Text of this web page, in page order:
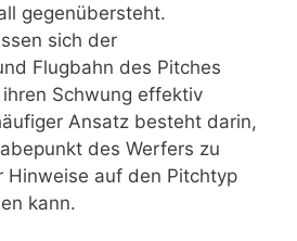
gegenübersteht.
sich der
Flugbahn des Pitches
Schwung effektiv
Ansatz besteht darin,
des Werfers zu
Hinweise auf den Pitchtyp
kann.